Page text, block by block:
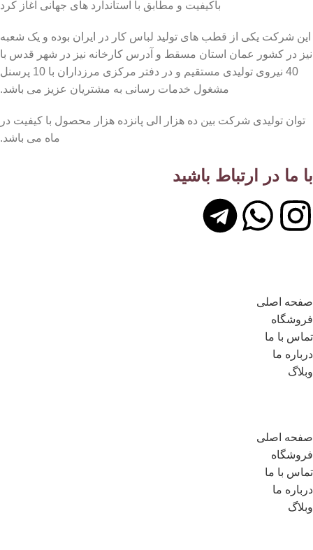
باکیفیت و مطابق با استاندارد های جهانی آغاز کرد
این شرکت یکی از قطب های تولید لباس کار در ایران بوده و یک شعبه
نیز در کشور عمان استان مسقط و آدرس کارخانه نیز در شهر قدس با
40 نیروی تولیدی مستقیم و در دفتر مرکزی مرزداران با 10 پرسنل
مشغول خدمات رسانی به مشتریان عزیز می باشد.
توان تولیدی شرکت بین ده هزار الی پانزده هزار محصول با کیفیت در
ماه می باشد.
با ما در ارتباط باشید
صفحه اصلی
فروشگاه
تماس با ما
درباره ما
وبلاگ
صفحه اصلی
فروشگاه
تماس با ما
درباره ما
وبلاگ